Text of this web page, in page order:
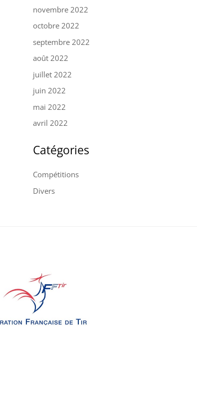
novembre 2022
octobre 2022
septembre 2022
août 2022
juillet 2022
juin 2022
mai 2022
avril 2022
Catégories
Compétitions
Divers